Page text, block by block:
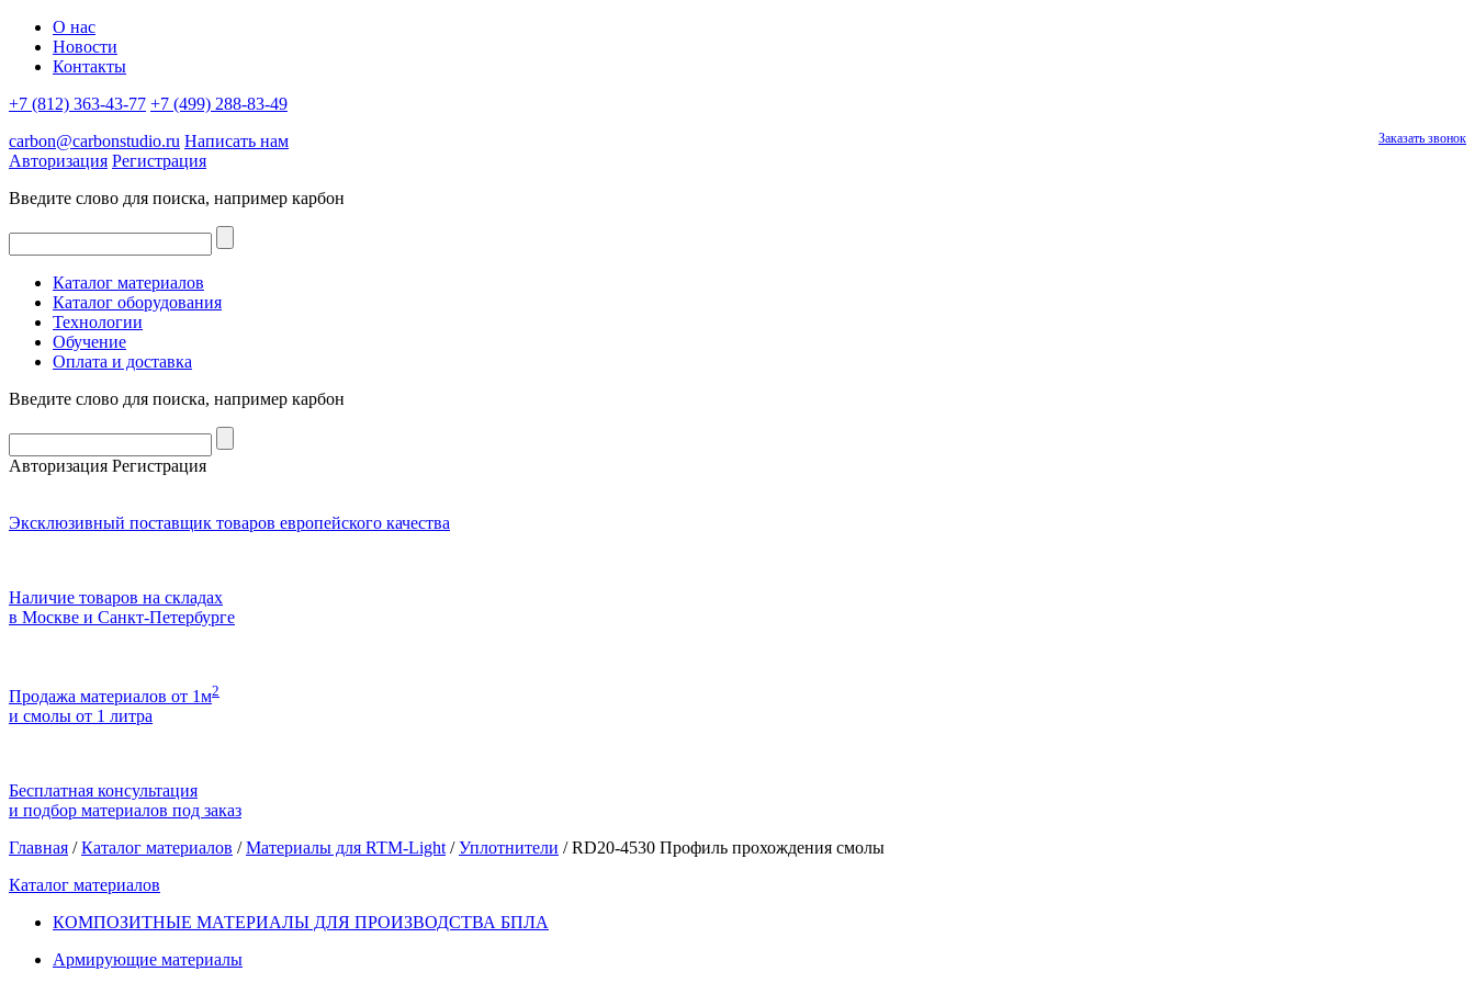
О нас
Новости
Контакты
+7 (812) 363-43-77 +7 (499) 288-83-49
Заказать звонок
carbon@carbonstudio.ru Написать нам
Авторизация Регистрация
Введите слово для поиска, например карбон
Каталог материалов
Каталог оборудования
Технологии
Обучение
Оплата и доставка
Введите слово для поиска, например карбон
Авторизация Регистрация
Эксклюзивный поставщик товаров европейского качества
Наличие товаров на складах
в Москве и Санкт-Петербурге
Продажа материалов от 1м2
и смолы от 1 литра
Бесплатная консультация
и подбор материалов под заказ
Главная / Каталог материалов / Материалы для RTM-Light / Уплотнители /RD20-4530 Профиль прохождения смолы
Каталог материалов
КОМПОЗИТНЫЕ МАТЕРИАЛЫ ДЛЯ ПРОИЗВОДСТВА БПЛА
Армирующие материалы